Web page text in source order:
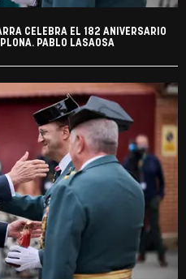
CELEBRA EL 182 ANIVERSARIO
PABLO LASAOSA